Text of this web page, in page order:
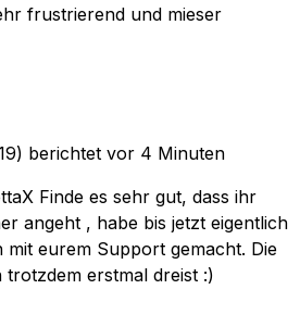
frustrierend und mieser
berichtet vor 4 Minuten
Finde es sehr gut, dass ihr
angeht , habe bis jetzt eigentlich
eurem Support gemacht. Die
erstmal dreist :)